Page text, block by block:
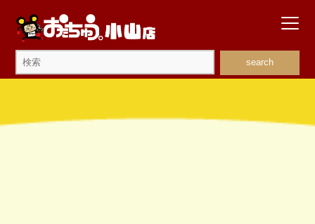
search